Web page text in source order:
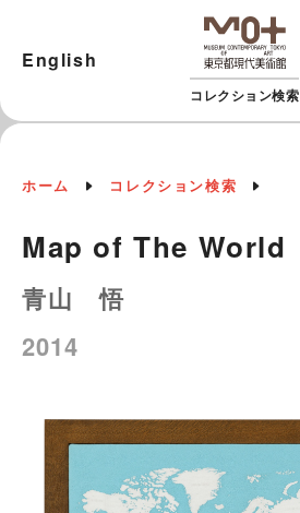
コレクション検索
English
ホーム コレクション検索
Map of The World
青山 悟
2014